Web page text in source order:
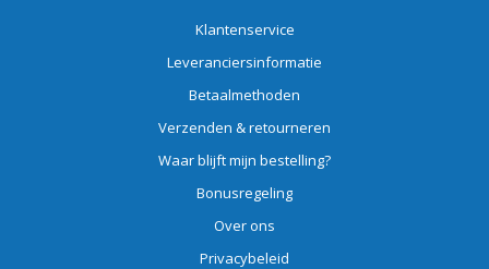
Klantenservice
Leveranciersinformatie
Betaalmethoden
Verzenden & retourneren
Waar blijft mijn bestelling?
Bonusregeling
Over ons
Privacybeleid